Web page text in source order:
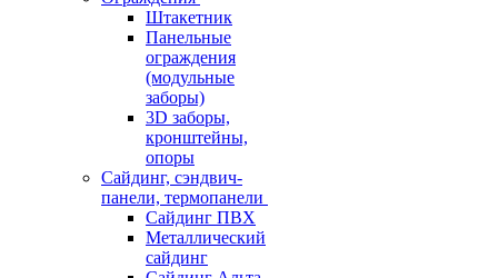
Штакетник
Панельные
ограждения
(модульные
заборы)
3D заборы,
кронштейны,
опоры
Cайдинг, сэндвич-
панели, термопанели
Сайдинг ПВХ
Металлический
сайдинг